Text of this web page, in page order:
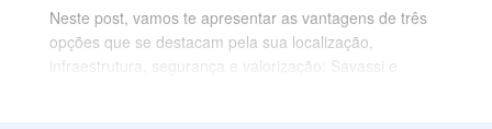
Neste post, vamos te apresentar as vantagens de três
opções que se destacam pela sua localização,
infraestrutura, segurança e valorização: Savassi e